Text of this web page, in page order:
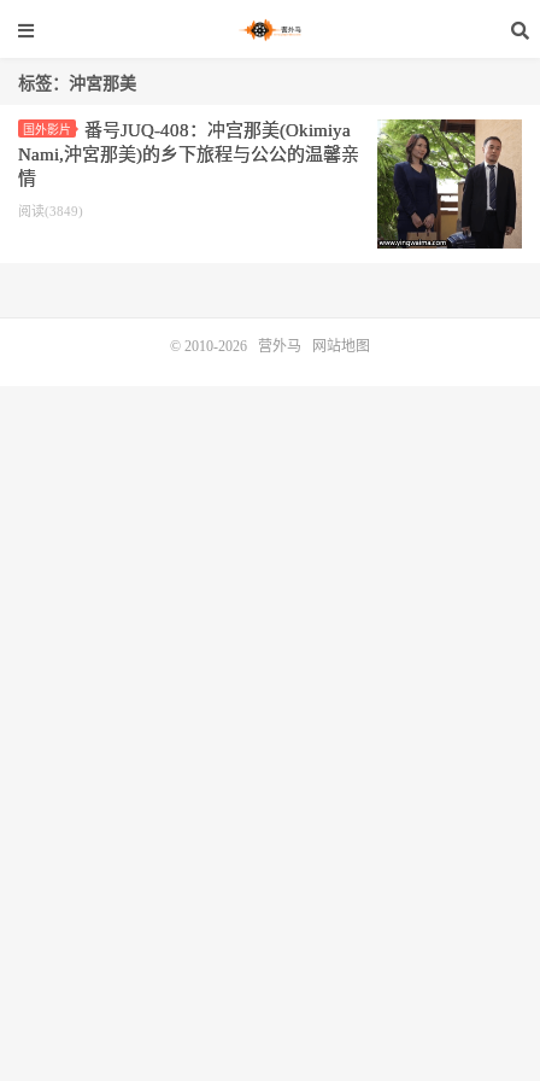
标签：沖宮那美
国外影片
番号JUQ-408：冲宫那美(Okimiya
Nami,沖宮那美)的乡下旅程与公公的温馨亲
情
阅读(3849)
© 2010-2026 营外马 网站地图